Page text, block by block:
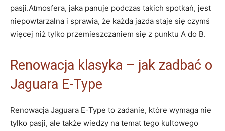
pasji.Atmosfera, jaka panuje​ podczas takich ⁢spotkań,⁤ jest
niepowtarzalna i sprawia, że każda jazda staje ⁣się czymś
więcej niż tylko ⁢przemieszczaniem się z ‌punktu⁢ A do B.
Renowacja ​klasyka – jak zadbać ⁤o
Jaguara ⁣E-Type
Renowacja​ Jaguara E-Type to zadanie, które wymaga nie
⁢tylko pasji, ‌ale także wiedzy na temat tego‌ kultowego